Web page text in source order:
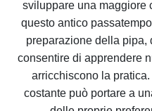
sviluppare una maggiore
questo antico
preparazione della pipa,
consentire di apprendere
arricchiscono la
costante può portare a